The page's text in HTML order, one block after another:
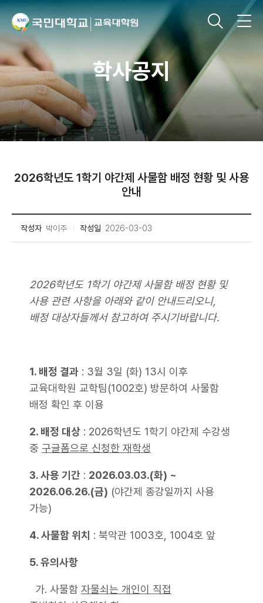
학사공지
2026학년도 1학기 야간제 사물함 배정 현황 및 사용
안내
작성자 박이주 작성일 2026-03-03
2026학년도 1학기 야간제 사물함 배정 현황 및
사용 관련 사항을 아래와 같이 안내드리오니,
배정 대상자들께서 참고하여 주시기바랍니다.
1. 배정 결과 : 3월 3일 (화) 13시 이후
교육대학원 교학팀(1002호) 방문하여 사물함
배정 확인 후 이용
2. 배정 대상 : 2026학년도 1학기 야간제 수강생
중 구글폼으로 신청한 재학생
3. 사용 기간 : 2026.03.03.(화) ~
2026.06.26.(금) (야간제 종강일까지 사용
가능)
4. 사물함 위치 : 북악관 1003호, 1004호 앞
5. 유의사항
가. 사물함 자물쇠는 개인이 직접